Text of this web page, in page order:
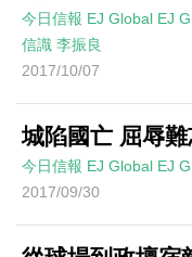
今日信報 EJ Global EJ
信識 李振良
2017/10/07
城陷國亡 屈辱
今日信報 EJ Global EJ
2017/09/30